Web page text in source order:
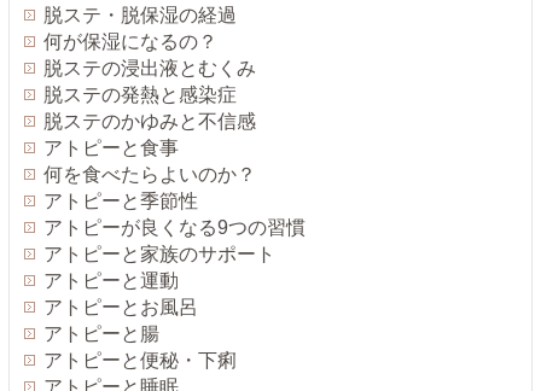
脱ステ・脱保湿の経過
何が保湿になるの？
脱ステの浸出液とむくみ
脱ステの発熱と感染症
脱ステのかゆみと不信感
アトピーと食事
何を食べたらよいのか？
アトピーと季節性
アトピーが良くなる9つの習慣
アトピーと家族のサポート
アトピーと運動
アトピーとお風呂
アトピーと腸
アトピーと便秘・下痢
アトピーと睡眠